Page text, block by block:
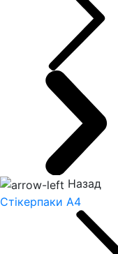
Назад
Стікерпаки А4